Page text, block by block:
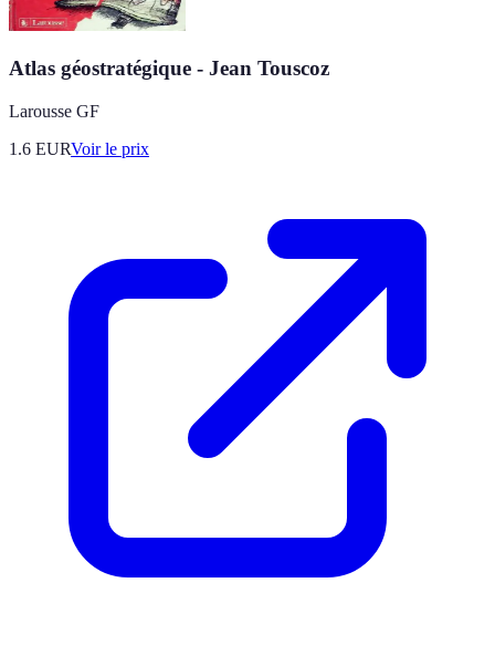
Atlas géostratégique - Jean Touscoz
Larousse GF
1.6 EURVoir le prix